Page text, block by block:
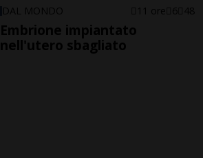
DAL MONDO 11 ore 6 48
Embrione impiantato
nell'utero sbagliato